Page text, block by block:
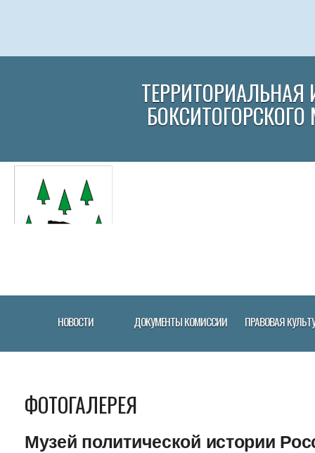
НОВОСТИ ДОКУМЕНТЫ КОМИССИИ ПРАВОВАЯ
ФОТОГАЛЕРЕЯ
Музей политической истории